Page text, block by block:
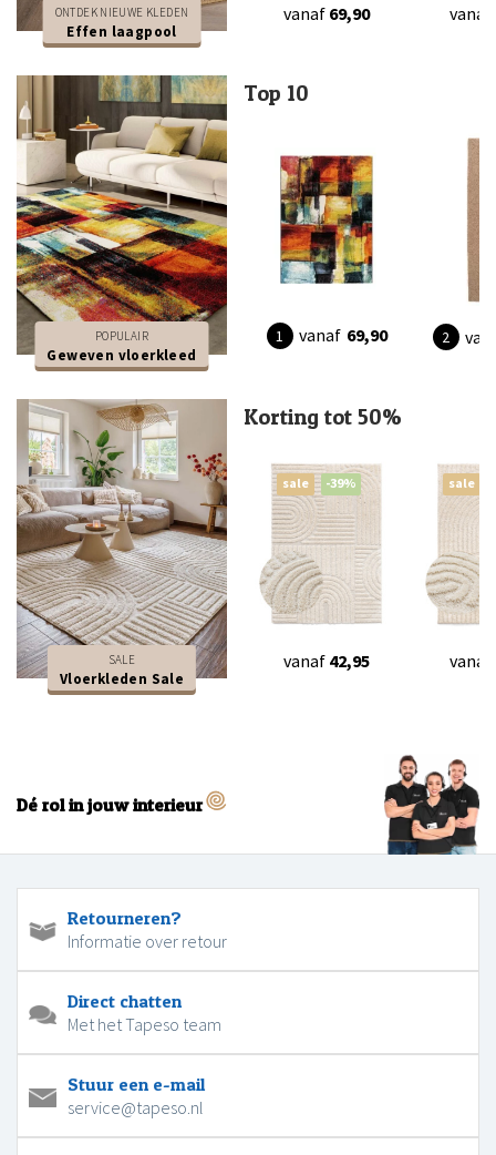
ONTDEK NIEUWE KLEDEN
Effen laagpool
vanaf 69,90 vanaf
POPULAIR
Geweven vloerkleed
Top 10
vanaf 69,90
SALE
Vloerkleden Sale
Korting tot 50%
sale -39%
vanaf 42,95
sale
vanaf
Dé rol in jouw interieur
Retourneren?
Informatie over retour
Direct chatten
Met het Tapeso team
Stuur een e-mail
service@tapeso.nl